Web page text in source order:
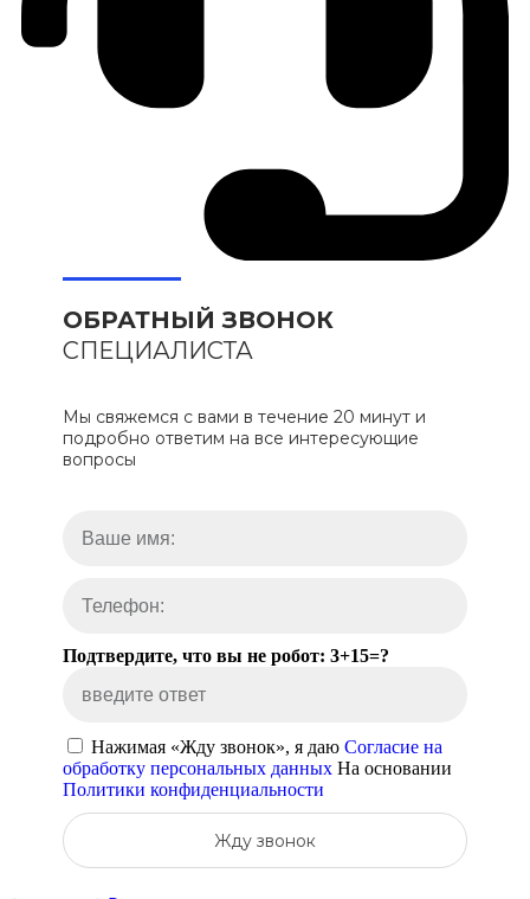
ОБРАТНЫЙ ЗВОНОК
СПЕЦИАЛИСТА
Мы свяжемся с вами в течение 20 минут и
подробно ответим на все интересующие
вопросы
Подтвердите, что вы не робот: 3+15=?
Нажимая «Жду звонок», я даю Согласие на
обработку персональных данных На основании
Политики конфиденциальности
Жду звонок